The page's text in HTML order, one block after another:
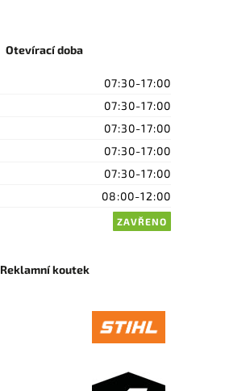
Otevírací doba
07:30-17:00
07:30-17:00
07:30-17:00
07:30-17:00
07:30-17:00
08:00-12:00
ZAVŘENO
Reklamní koutek